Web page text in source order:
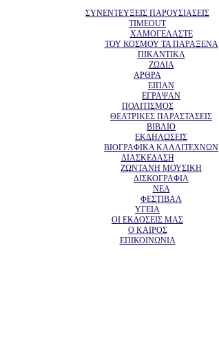
ΣΥΝΕΝΤΕΥΞΕΙΣ ΠΑΡΟΥΣΙΑΣΕΙΣ
TIMEOUT
ΧΑΜΟΓΕΛΑΣΤΕ
ΤΟΥ ΚΟΣΜΟΥ ΤΑ ΠΑΡΑΞΕΝΑ
ΠΙΚΑΝΤΙΚΑ
ΖΩΔΙΑ
ΑΡΘΡΑ
ΕΙΠΑΝ
ΕΓΡΑΨΑΝ
ΠΟΛΙΤΙΣΜΟΣ
ΘΕΑΤΡΙΚΕΣ ΠΑΡΑΣΤΑΣΕΙΣ
ΒΙΒΛΙΟ
ΕΚΔΗΛΩΣΕΙΣ
ΒΙΟΓΡΑΦΙΚΑ ΚΑΛΛΙΤΕΧΝΩΝ
ΔΙΑΣΚΕΔΑΣΗ
ΖΩΝΤΑΝΗ ΜΟΥΣΙΚΗ
ΔΙΣΚΟΓΡΑΦΙΑ
ΝΕΑ
ΦΕΣΤΙΒΑΛ
ΥΓΕΙΑ
ΟΙ ΕΚΔΟΣΕΙΣ ΜΑΣ
Ο ΚΑΙΡΟΣ
ΕΠΙΚΟΙΝΩΝΙΑ